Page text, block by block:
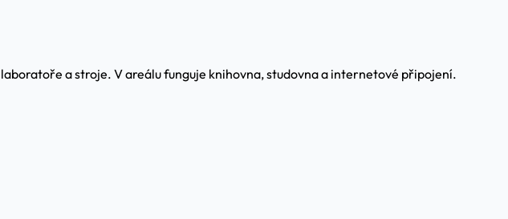
a stroje. V areálu funguje knihovna, studovna a internetové připojení.